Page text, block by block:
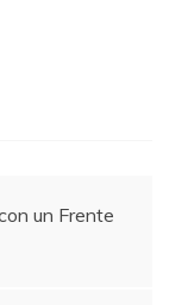
un Frente